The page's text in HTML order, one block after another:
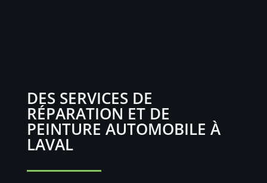
DES SERVICES DE
RÉPARATION ET DE
PEINTURE AUTOMOBILE À
LAVAL